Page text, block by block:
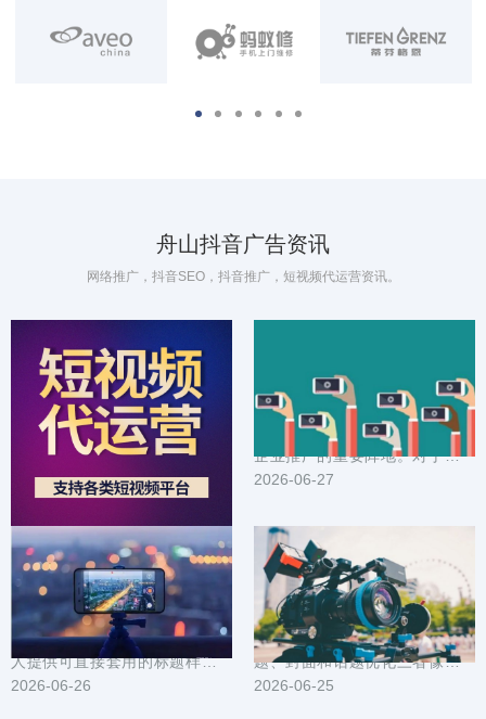
舟山抖音广告资讯
网络推广，抖音SEO，抖音推广，短视频代运营资讯。
抖音广告在舟山的成功案例：创意与落地策略揭秘
在舟山这座节奏快、审美挑剔的
城市，抖音广告如何从创意出
发、一路落地到实际转化？本文
把一线案例拆成可复...
2026-06-28
舟山企业抖音推广方案_定制化内容营销_精准触达目标用户
在数字化营销时代，抖音已成为
企业推广的重要阵地。对于舟山
企业而言，如何利用抖音平台实
2026-06-27
本地引流利器：舟山抖音推广标题封面与素材模板大全
为在舟山做本地生意或个人号的
人提供可直接套用的标题样式、
封面设计要点和短视频素材模
2026-06-26
舟山抖音推广技巧汇总：短视频选题封面与话题优化
在舟山做抖音推广，短视频的选
题、封面和话题优化三者像发动
机的三个缸，缺一不可。文中整
2026-06-25